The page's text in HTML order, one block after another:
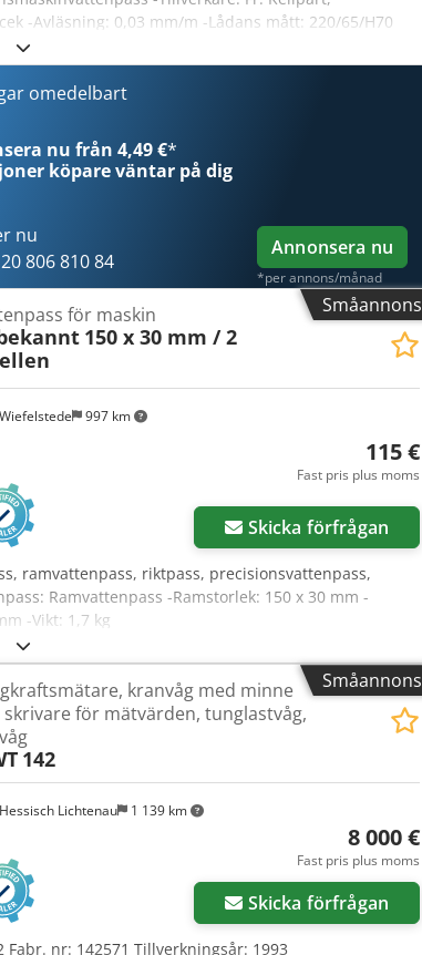
-Avläsning: 0,03 mm/m -Lådans mått: 220/65/H70
omedelbart
nu från 4,49 €*
köpareväntar på dig
nu
806 810 84
Annonsera nu
*per annons/månad
Småannons
997 km
för maskin
150 x 30 mm / 2
115 €
Fast pris plus moms
Skicka förfrågan
ramvattenpass, riktpass, precisionsvattenpass,
Ramvattenpass -Ramstorlek: 150 x 30 mm -
-Vikt: 1,7 kg
Småannons
Lichtenau 1 139 km
kranvåg med minne
skrivare för mätvärden, tunglastvåg,
142
8 000 €
Fast pris plus moms
Skicka förfrågan
Fabr. nr: 142571 Tillverkningsår: 1993